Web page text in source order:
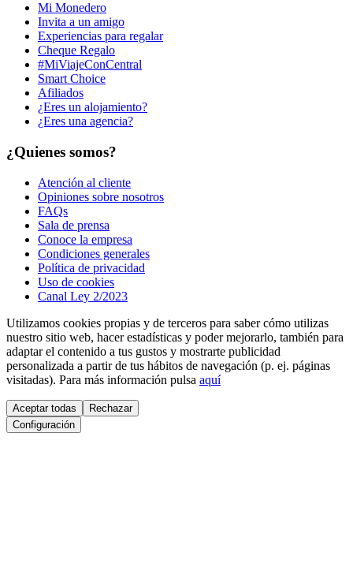
Mi Monedero
Invita a un amigo
Experiencias para regalar
Cheque Regalo
#MiViajeConCentral
Smart Choice
Afiliados
¿Eres un alojamiento?
¿Eres una agencia?
¿Quienes somos?
Atención al cliente
Opiniones sobre nosotros
FAQs
Sala de prensa
Conoce la empresa
Condiciones generales
Política de privacidad
Uso de cookies
Canal Ley 2/2023
Utilizamos cookies propias y de terceros para saber cómo utilizas
nuestro sitio web, hacer estadísticas y poder mejorarlo, también para
adaptar el contenido a tus gustos y mostrarte publicidad
personalizada a partir de tus hábitos de navegación (p. ej. páginas
visitadas). Para más información pulsa aquí
Aceptar todas
Rechazar
Configuración